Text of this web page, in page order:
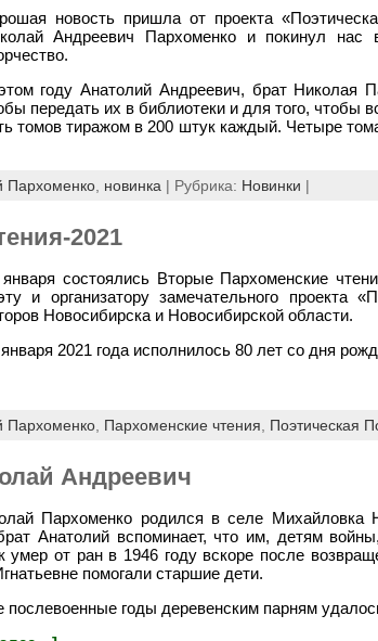
новость пришла от проекта
Андреевич Пархоменко и покинул
году Анатолий Андреевич, брат Николая
передать их в библиотеки и для того,
томов тиражом в 200 штук каждый. Четыре
Пархоменко, новинка | Рубрика: Новинки |
2021
января состоялись Вторые Пархоменские
и организатору замечательного проекта
Новосибирска и Новосибирской области.
2021 года исполнилось 80 лет со дня
Пархоменко, Пархоменские чтения Поэтическая
Андреевич
Пархоменко родился в селе Михайловка
Анатолий вспоминает, что им, детям
умер от ран в 1946 году вскоре после
помогали старшие дети.
послевоенные годы деревенским парням